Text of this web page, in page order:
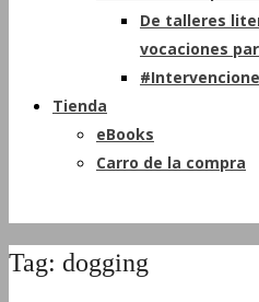
De talleres
vocaciones
Tienda
eBooks
Carro de la compra
Tag: dogging